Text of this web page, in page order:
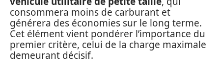
consommera moins de carburant et
générera des économies sur le long terme.
Cet élément vient pondérer l’importance du
premier critère, celui de la charge maximale
demeurant décisif.